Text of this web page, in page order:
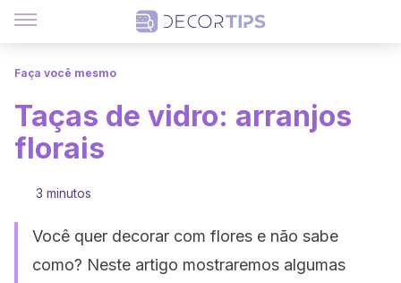
Faça você mesmo
Taças de vidro: arranjos
florais
3 minutos
Você quer decorar com flores e não sabe
como? Neste artigo mostraremos algumas